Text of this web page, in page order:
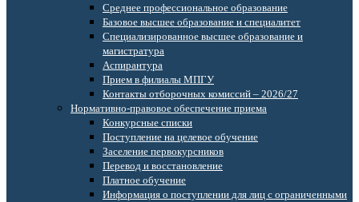
Среднее профессиональное образование
Базовое высшее образование и специалитет
Специализированное высшее образование и
магистратура
Аспирантура
Прием в филиалы МПГУ
Контакты отборочных комиссий – 2026/27
Нормативно-правовое обеспечение приема
Конкурсные списки
Поступление на целевое обучение
Заселение первокурсников
Перевод и восстановление
Платное обучение
Информация о поступлении для лиц с ограниченными